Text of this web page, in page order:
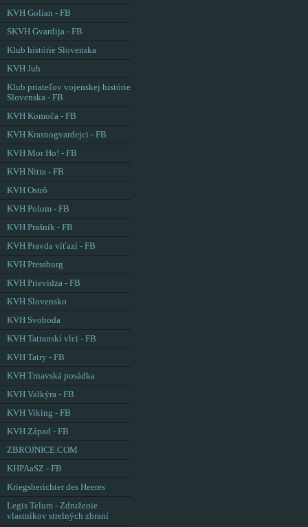
KVH Golian - FB
SKVH Gvardija - FB
Klub histórie Slovenska
KVH Juh
Klub priateľov vojenskej histórie
Slovenska - FB
KVH Komoča - FB
KVH Krasnogvardejci - FB
KVH Mor Ho! - FB
KVH Nitra - FB
KVH Ostrô
KVH Polom - FB
KVH Prašník - FB
KVH Pravda víťazí - FB
KVH Pressburg
KVH Prievidza - FB
KVH Slovensko
KVH Svoboda
KVH Tatranskí vlci - FB
KVH Tatry - FB
KVH Trnavská posádka
KVH Valkýra - FB
KVH Viking - FB
KVH Západ - FB
ZBROJNICE.COM
KHPAaSZ - FB
Kriegsberichter des Heeres
Legis Telum - Združenie
vlastníkov strelných zbraní